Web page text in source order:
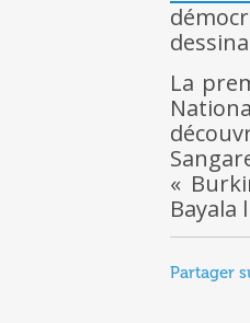
La
«
Bayala
Partager